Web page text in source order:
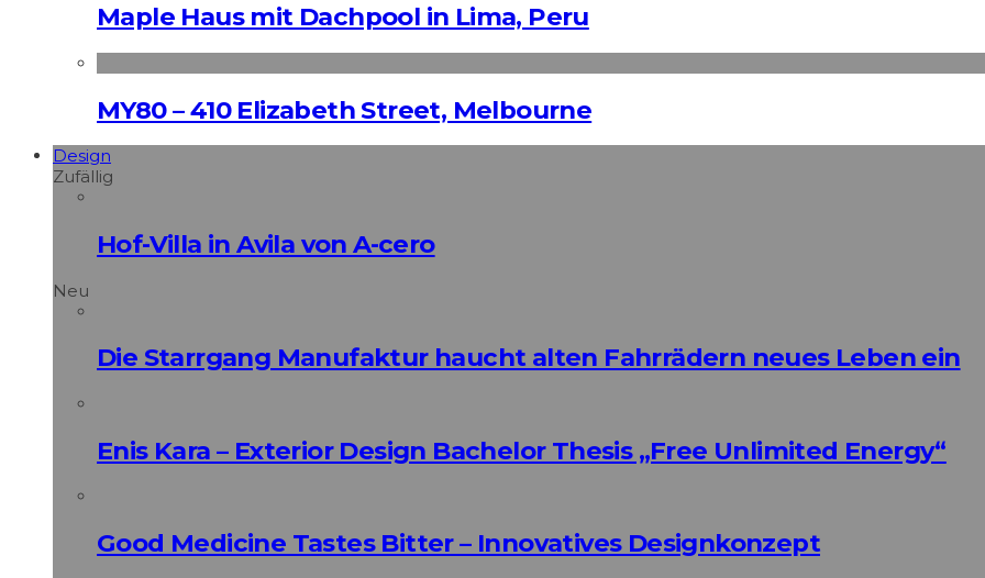
Maple Haus mit Dachpool in Lima, Peru
MY80 – 410 Elizabeth Street, Melbourne
Design
Zufällig
Hof-Villa in Avila von A-cero
Neu
Die Starrgang Manufaktur haucht alten Fahrrädern neues Leben ein
Enis Kara – Exterior Design Bachelor Thesis „Free Unlimited Energy“
Good Medicine Tastes Bitter – Innovatives Designkonzept